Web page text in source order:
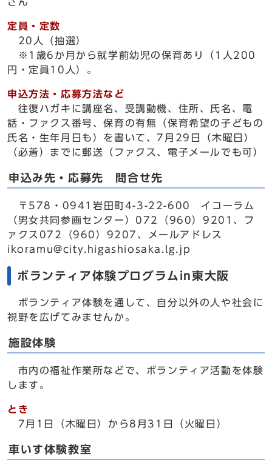
定員・定数
20人（抽選）
※1歳6か月から就学前幼児の保育あり（1人200
円・定員10人）。
申込方法・応募方法など
往復ハガキに講座名、受講動機、住所、氏名、電
話・ファクス番号、保育の有無（保育希望の子どもの
氏名・生年月日も）を書いて、7月29日（木曜日）
（必着）までに郵送（ファクス、電子メールでも可）
申込み先・応募先 問合せ先
〒578・0941岩田町4-3-22-600 イコーラム
（男女共同参画センター）072（960）9201、フ
ァクス072（960）9207、メールアドレス
ikoramu@city.higashiosaka.lg.jp
ボランティア体験プログラムin東大阪
ボランティア体験を通して、自分以外の人や社会に
視野を広げてみませんか。
施設体験
市内の福祉作業所などで、ボランティア活動を体験
します。
とき
7月1日（木曜日）から8月31日（火曜日）
車いす体験教室